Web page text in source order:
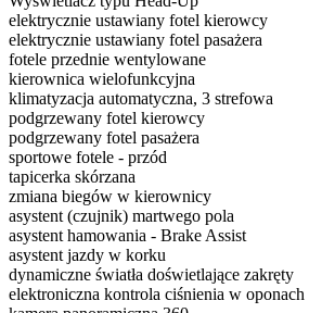
elektrycznie ustawiany fotel kierowcy
elektrycznie ustawiany fotel pasażera
fotele przednie wentylowane
kierownica wielofunkcyjna
klimatyzacja automatyczna, 3 strefowa
podgrzewany fotel kierowcy
podgrzewany fotel pasażera
sportowe fotele - przód
tapicerka skórzana
zmiana biegów w kierownicy
asystent (czujnik) martwego pola
asystent hamowania - Brake Assist
asystent jazdy w korku
dynamiczne światła doświetlające zakręty
elektroniczna kontrola ciśnienia w oponach